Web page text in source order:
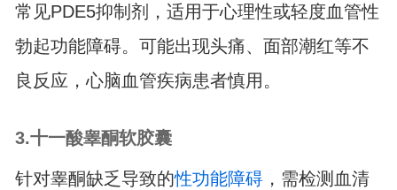
常见PDE5抑制剂，适用于心理性或轻度血管性
勃起功能障碍。可能出现头痛、面部潮红等不
良反应，心脑血管疾病患者慎用。
3.十一酸睾酮软胶囊
针对睾酮缺乏导致的性功能障碍，需检测血清